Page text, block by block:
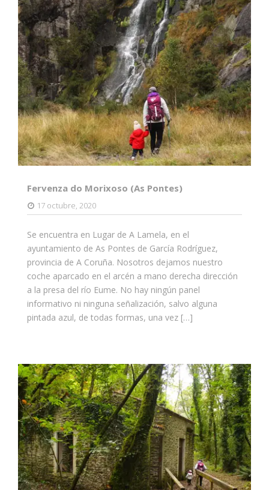
Fervenza do Morixoso (As Pontes)
17 octubre, 2020
Se encuentra en Lugar de A Lamela, en el
ayuntamiento de As Pontes de García Rodríguez,
provincia de A Coruña. Nosotros dejamos nuestro
coche aparcado en el arcén a mano derecha dirección
a la presa del río Eume. No hay ningún panel
informativo ni ninguna señalización, salvo alguna
pintada azul, de todas formas, una vez […]